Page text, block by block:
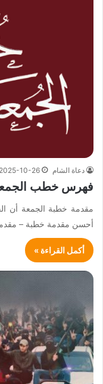
دعاة الشام 2025-10-26
فهرس خطب
مقدمة خطبة الجمعة أن
أحسن مقدمة خطبة –
أكمل القراءة »